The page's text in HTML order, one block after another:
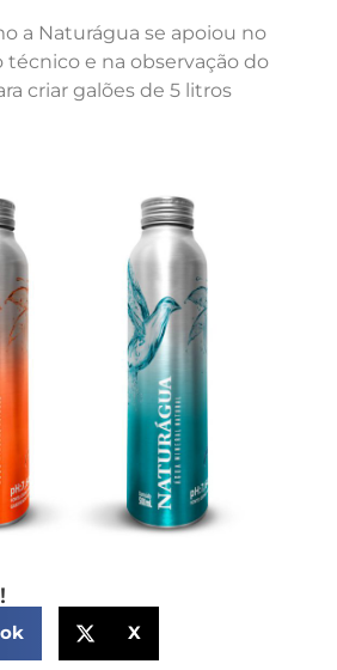
a Naturágua se apoiou no
e na observação do
criar galões de 5 litros
X